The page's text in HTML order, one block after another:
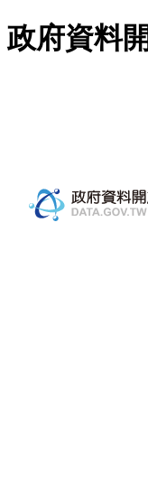
跳至主要內容
政府資料